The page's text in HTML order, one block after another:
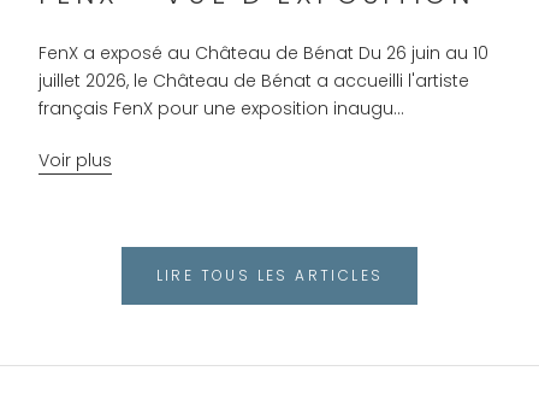
FenX a exposé au Château de Bénat Du 26 juin au 10
juillet 2026, le Château de Bénat a accueilli l'artiste
français FenX pour une exposition inaugu...
Voir plus
LIRE TOUS LES ARTICLES